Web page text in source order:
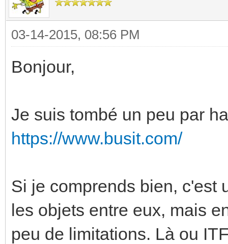
03-14-2015, 08:56 PM
Bonjour,
Je suis tombé un peu par
https://www.busit.com/
Si je comprends bien, c'est
les objets entre eux, mais
peu de limitations. Là ou